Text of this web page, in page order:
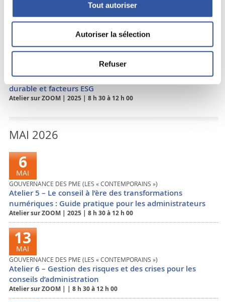
Tout autoriser
Autoriser la sélection
Refuser
Atelier 3 – Comprendre le modèle financier : quels sont
Atelier sur ZOOM|2025|8 h 30 à 12 h 00
30
GOUVERNANCE DES PME (LES « CONTEMPORAINS »)
Atelier 4 – Responsabilité d’entreprise, développement
durable et facteurs ESG
Atelier sur ZOOM| 2025| 8 h 30 à 12 h 00
MAI
6
MAI
GOUVERNANCE DES PME (LES « CONTEMPORAINS »)
Atelier 5 – Le conseil à l’ère des transformations
numériques : Guide pratique pour les administrateurs
Atelier sur ZOOM| 2025| 8 h 30 à 12 h 00
13
MAI
GOUVERNANCE DES PME (LES « CONTEMPORAINS »)
Atelier 6 – Gestion des risques et des crises pour les
conseils d’administration
Atelier sur ZOOM| | 8 h 30 à 12 h 00